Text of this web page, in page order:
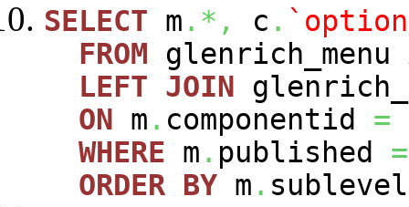
SELECT m .*, c .
FROM glenrich_menu
LEFT JOIN
ON m . componentid =
WHERE m . published =
ORDER BY m . sublevel